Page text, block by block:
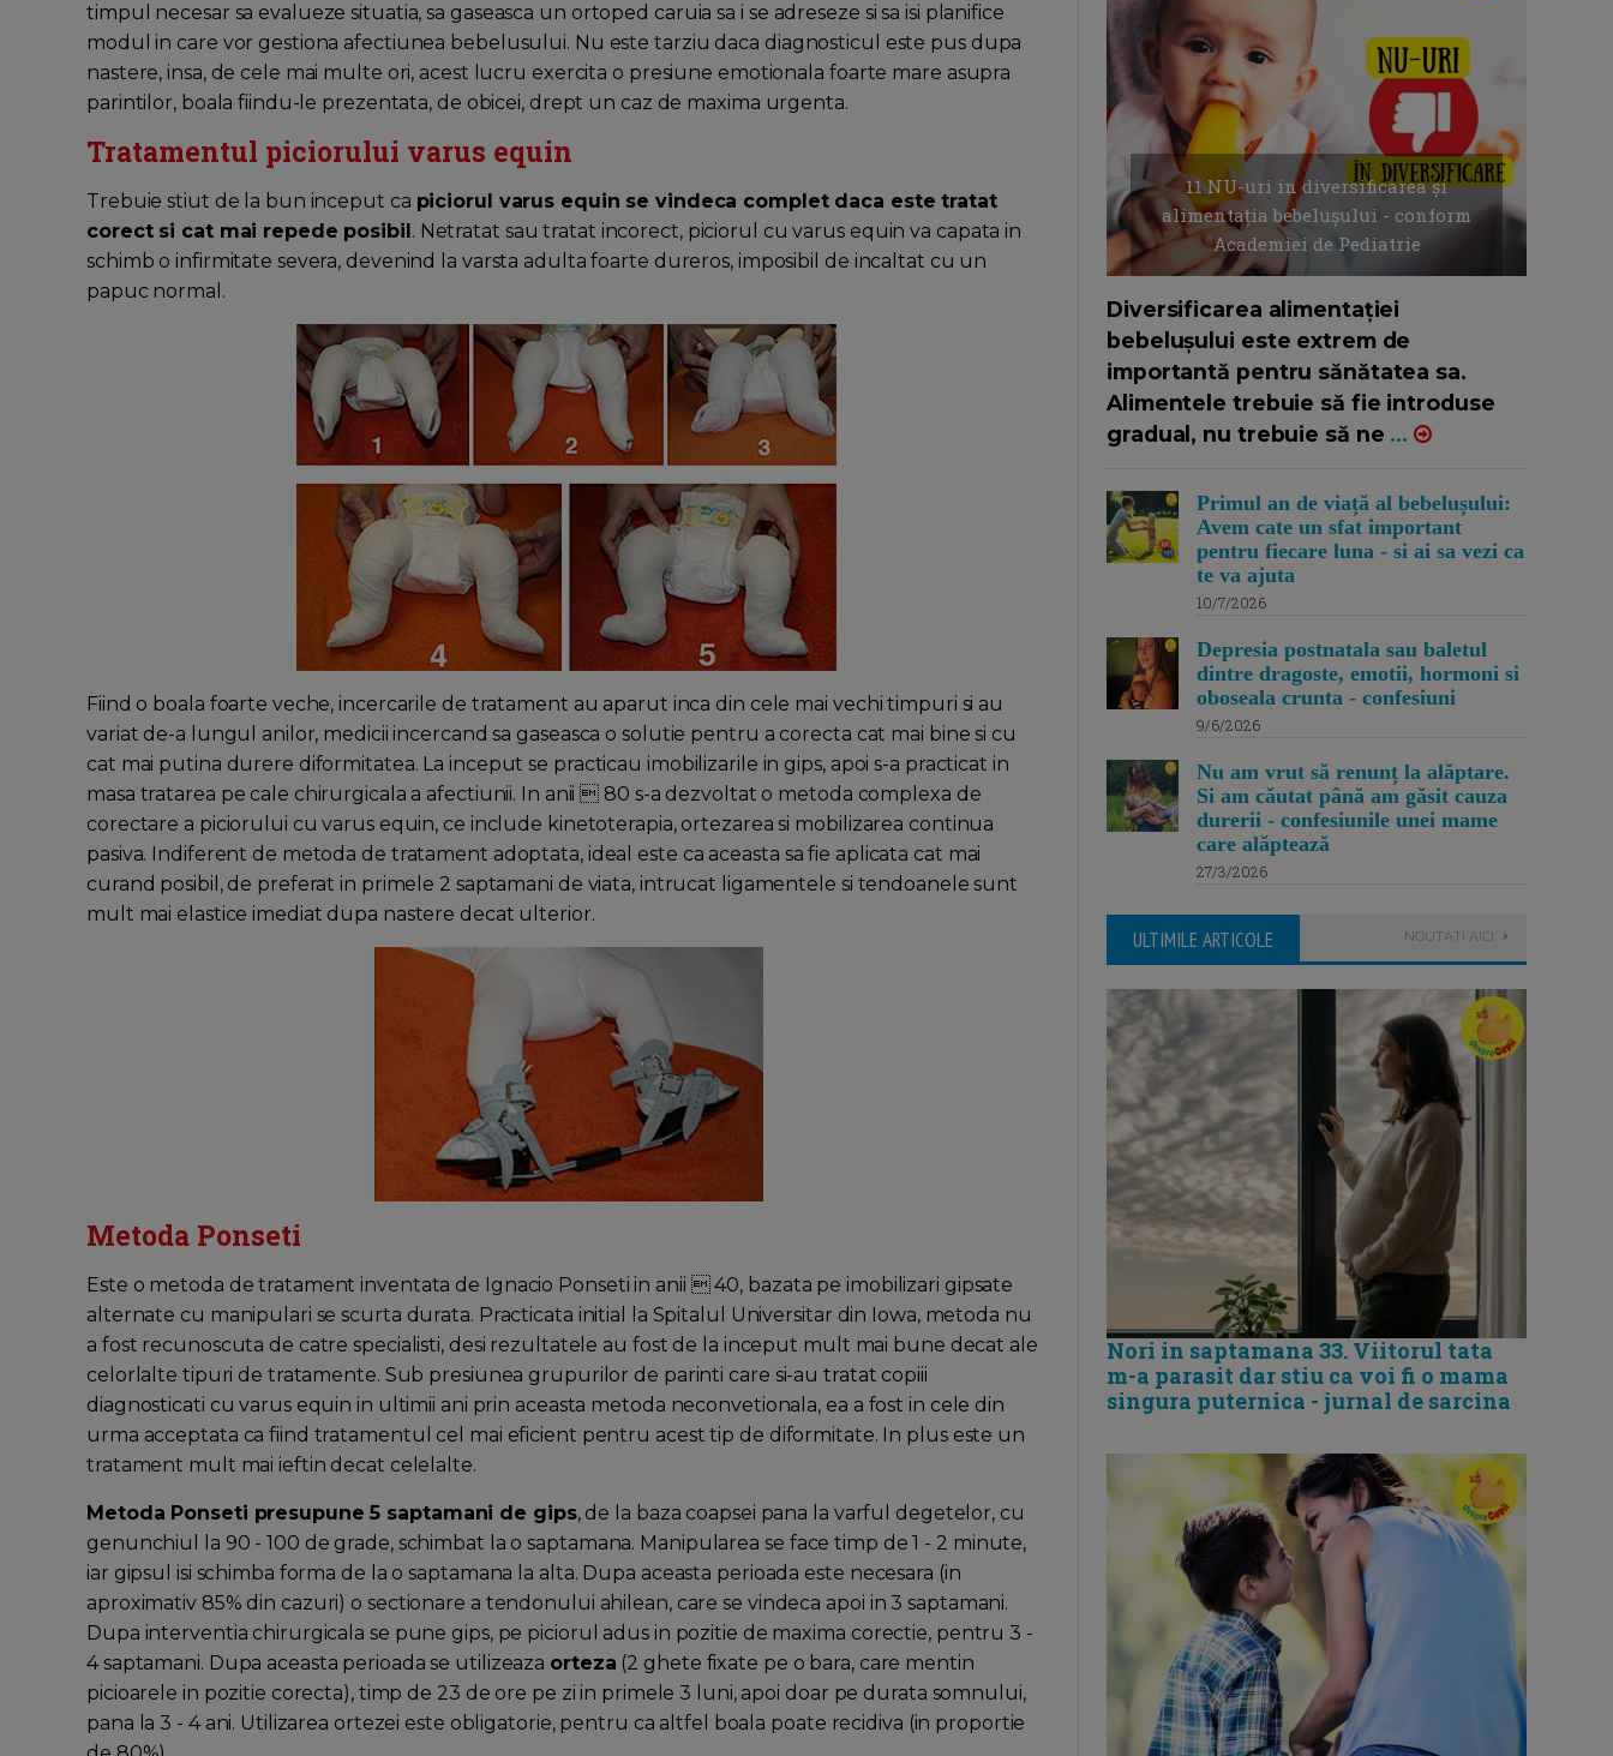
timpul necesar sa evalueze situatia, sa gaseasca un ortoped caruia sa i se adreseze si sa isi planifice
modul in care vor gestiona afectiunea bebelusului. Nu este tarziu daca diagnosticul este pus dupa
nastere, insa, de cele mai multe ori, acest lucru exercita o presiune emotionala foarte mare asupra
parintilor, boala fiindu-le prezentata, de obicei, drept un caz de maxima urgenta.
Tratamentul piciorului varus equin
Trebuie stiut de la bun inceput ca piciorul varus equin se vindeca complet daca este tratat
corect si cat mai repede posibil. Netratat sau tratat incorect, piciorul cu varus equin va capata in
schimb o infirmitate severa, devenind la varsta adulta foarte dureros, imposibil de incaltat cu un
papuc normal.
Fiind o boala foarte veche, incercarile de tratament au aparut inca din cele mai vechi timpuri si au
variat de-a lungul anilor, medicii incercand sa gaseasca o solutie pentru a corecta cat mai bine si cu
cat mai putina durere diformitatea. La inceput se practicau imobilizarile in gips, apoi s-a practicat in
masa tratarea pe cale chirurgicala a afectiunii. In anii  80 s-a dezvoltat o metoda complexa de
corectare a piciorului cu varus equin, ce include kinetoterapia, ortezarea si mobilizarea continua
pasiva. Indiferent de metoda de tratament adoptata, ideal este ca aceasta sa fie aplicata cat mai
curand posibil, de preferat in primele 2 saptamani de viata, intrucat ligamentele si tendoanele sunt
mult mai elastice imediat dupa nastere decat ulterior.
Metoda Ponseti
Este o metoda de tratament inventata de Ignacio Ponseti in anii  40, bazata pe imobilizari gipsate
alternate cu manipulari se scurta durata. Practicata initial la Spitalul Universitar din Iowa, metoda nu
a fost recunoscuta de catre specialisti, desi rezultatele au fost de la inceput mult mai bune decat ale
celorlalte tipuri de tratamente. Sub presiunea grupurilor de parinti care si-au tratat copiii
diagnosticati cu varus equin in ultimii ani prin aceasta metoda neconvetionala, ea a fost in cele din
urma acceptata ca fiind tratamentul cel mai eficient pentru acest tip de diformitate. In plus este un
tratament mult mai ieftin decat celelalte.
Metoda Ponseti presupune 5 saptamani de gips, de la baza coapsei pana la varful degetelor, cu
genunchiul la 90 - 100 de grade, schimbat la o saptamana. Manipularea se face timp de 1 - 2 minute,
iar gipsul isi schimba forma de la o saptamana la alta. Dupa aceasta perioada este necesara (in
aproximativ 85% din cazuri) o sectionare a tendonului ahilean, care se vindeca apoi in 3 saptamani.
Dupa interventia chirurgicala se pune gips, pe piciorul adus in pozitie de maxima corectie, pentru 3 -
4 saptamani. Dupa aceasta perioada se utilizeaza orteza (2 ghete fixate pe o bara, care mentin
picioarele in pozitie corecta), timp de 23 de ore pe zi in primele 3 luni, apoi doar pe durata somnului,
pana la 3 - 4 ani. Utilizarea ortezei este obligatorie, pentru ca altfel boala poate recidiva (in proportie
11 NU-uri in diversificarea și
alimentația bebelușului - conform
Academiei de Pediatrie
Diversificarea alimentației
bebelușului este extrem de
importantă pentru sănătatea sa.
Alimentele trebuie să fie introduse
gradual, nu trebuie să ne ...
Primul an de viață al bebelușului:
Avem cate un sfat important
pentru fiecare luna - si ai sa vezi ca
te va ajuta
10/7/2026
Depresia postnatala sau baletul
dintre dragoste, emotii, hormoni si
oboseala crunta - confesiuni
9/6/2026
Nu am vrut să renunț la alăptare.
Si am căutat până am găsit cauza
durerii - confesiunile unei mame
care alăptează
27/3/2026
ULTIMILE ARTICOLE NOUTATI AICI
Nori in saptamana 33. Viitorul tata
m-a parasit dar stiu ca voi fi o mama
singura puternica - jurnal de sarcina